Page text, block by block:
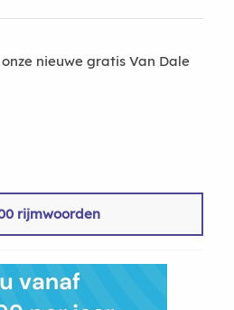
nieuwe gratis Van Dale
rijmwoorden